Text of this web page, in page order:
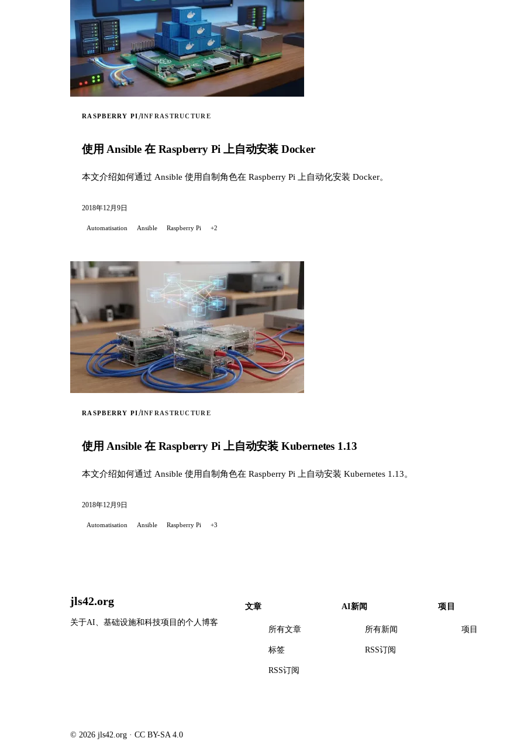
RASPBERRY PI/INFRASTRUCTURE
使用 Ansible 在 Raspberry Pi 上自动安装 Docker
本文介绍如何通过 Ansible 使用自制角色在 Raspberry Pi 上自动化安装 Docker。
2018年12月9日
Automatisation Ansible Raspberry Pi +2
RASPBERRY PI/INFRASTRUCTURE
使用 Ansible 在 Raspberry Pi 上自动安装 Kubernetes 1.13
本文介绍如何通过 Ansible 使用自制角色在 Raspberry Pi 上自动安装 Kubernetes 1.13。
2018年12月9日
Automatisation Ansible Raspberry Pi +3
jls42.org
关于AI、基础设施和科技项目的个人博客
文章
所有文章
标签
RSS订阅
AI新闻
所有新闻
RSS订阅
项目
项目
© 2026 jls42.org · CC BY-SA 4.0